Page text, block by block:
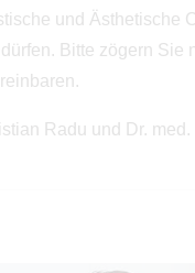
und Ästhetische
Bitte zögern Sie
Radu und Dr.